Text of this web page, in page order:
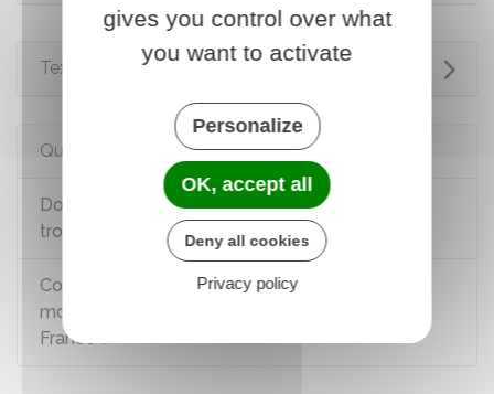
Textes de référence
Questions ? Réponses !
Doit-on s'assurer lorsqu'on circule à vélo ou en
trottinette électrique ?
Comment immatriculer un 2 roues, un 3 roues à
moteur ou une moto d'occasion acheté en
France ?
gives you control over what
you want to activate
Personalize
OK, accept all
Deny all cookies
Privacy policy